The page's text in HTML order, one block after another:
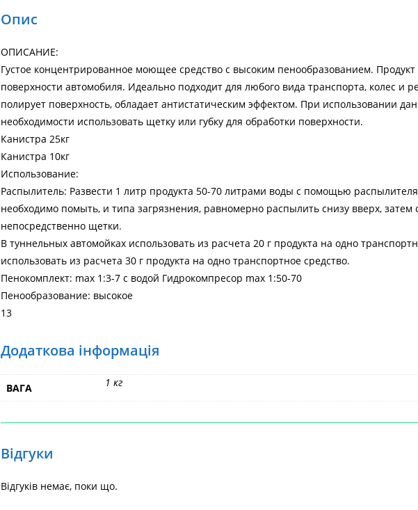
Опис
ОПИСАНИЕ:
Густое концентрированное моющее средство с высоким пенообразованием. Продукт
поверхности автомобиля. Идеально подходит для любого вида транспорта, колес и
полирует поверхность, обладает антистатическим эффектом. При использовании
необходимости использовать щетку или губку для обработки поверхности.
Канистра 25кг
Канистра 10кг
Использование:
Распылитель: Развести 1 литр продукта 50-70 литрами воды с помощью
необходимо помыть, и типа загрязнения, равномерно распылить снизу вверх,
непосредственно щетки.
В туннельных автомойках использовать из расчета 20 г продукта на одно
использовать из расчета 30 г продукта на одно транспортное средство.
Пенокомплект: max 1:3-7 с водой Гидрокомпресор max 1:50-70
Пенообразование: высокое
13
Додаткова інформація
ВАГА 1 кг
Відгуки
Відгуків немає, поки що.